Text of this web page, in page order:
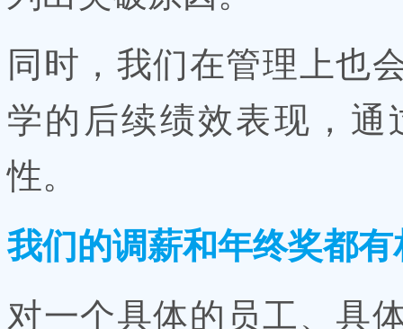
同时，我们在管理上也
学的后续绩效表现，
性。
我们的调薪和年终奖都
对一个具体的员工、具